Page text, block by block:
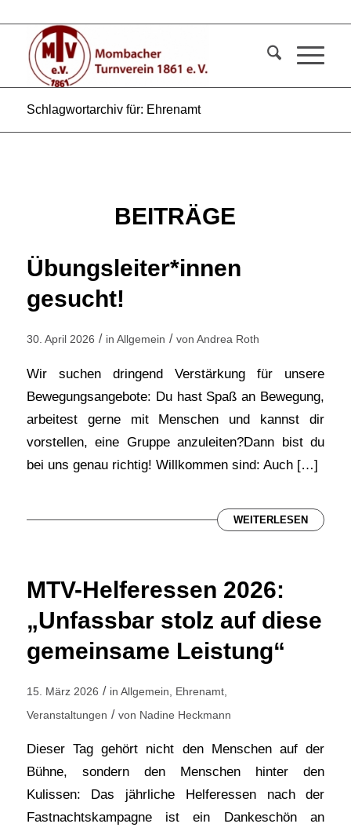
Schlagwortarchiv für: Ehrenamt
BEITRÄGE
Übungsleiter*innen
gesucht!
30. April 2026 / in Allgemein / von Andrea Roth
Wir suchen dringend Verstärkung für unsere
Bewegungsangebote: Du hast Spaß an Bewegung,
arbeitest gerne mit Menschen und kannst dir
vorstellen, eine Gruppe anzuleiten?Dann bist du
bei uns genau richtig! Willkommen sind: Auch […]
WEITERLESEN
MTV-Helferessen 2026:
„Unfassbar stolz auf diese
gemeinsame Leistung“
15. März 2026 / in Allgemein Ehrenamt,
Veranstaltungen / von Nadine Heckmann
Dieser Tag gehört nicht den Menschen auf der
Bühne, sondern den Menschen hinter den
Kulissen: Das jährliche Helferessen nach der
Fastnachtskampagne ist ein Dankeschön an